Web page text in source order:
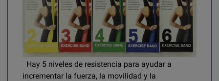
Hay 5 niveles de resistencia para ayudar a
incrementar la fuerza, la movilidad y la